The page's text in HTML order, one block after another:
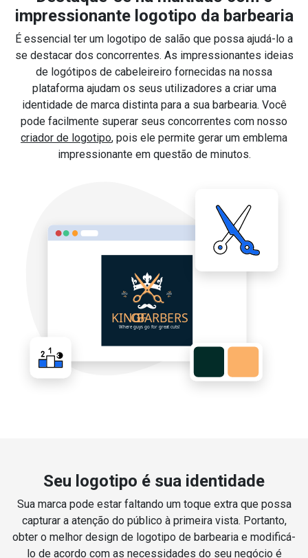
impressionante logotipo da barbearia
É essencial ter um logotipo de salão que possa ajudá-lo a
se destacar dos concorrentes. As impressionantes ideias
de logótipos de cabeleireiro fornecidas na nossa
plataforma ajudam os seus utilizadores a criar uma
identidade de marca distinta para a sua barbearia. Você
pode facilmente superar seus concorrentes com nosso
criador de logotipo, pois ele permite gerar um emblema
impressionante em questão de minutos.
Seu logotipo é sua identidade
Sua marca pode estar faltando um toque extra que possa
capturar a atenção do público à primeira vista. Portanto,
obter o melhor design de logotipo de barbearia e modificá-
lo de acordo com as necessidades do seu negócio é